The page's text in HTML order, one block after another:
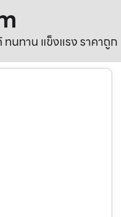
นทาน แข็งแรง ราคาถูก